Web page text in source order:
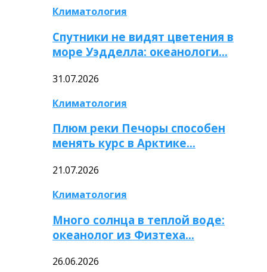
Климатология
Спутники не видят цветения в
море Уэдделла: океанологи…
31.07.2026
Климатология
Плюм реки Печоры способен
менять курс в Арктике…
21.07.2026
Климатология
Много солнца в теплой воде:
океанолог из Физтеха…
26.06.2026